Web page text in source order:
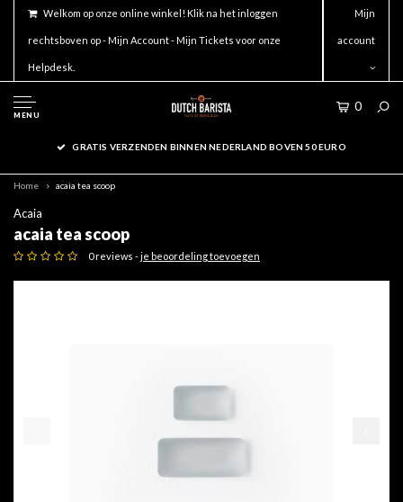
Welkom op onze online winkel! Klik na het inloggen
rechtsboven op - Mijn Account - Mijn Tickets voor onze
Helpdesk.
Mijn
account
MENU
0
GRATIS VERZENDEN BINNEN NEDERLAND BOVEN 50 EURO
Home acaia tea scoop
Acaia
acaia tea scoop
0 reviews -je beoordeling toevoegen